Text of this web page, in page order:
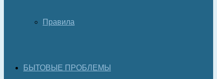
Правила
БЫТОВЫЕ ПРОБЛЕМЫ